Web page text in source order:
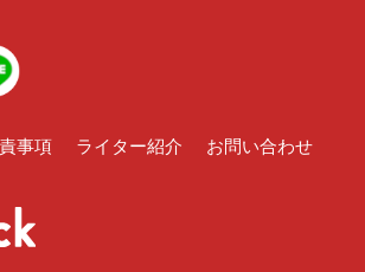
事項 ライター紹介 お問い合わせ